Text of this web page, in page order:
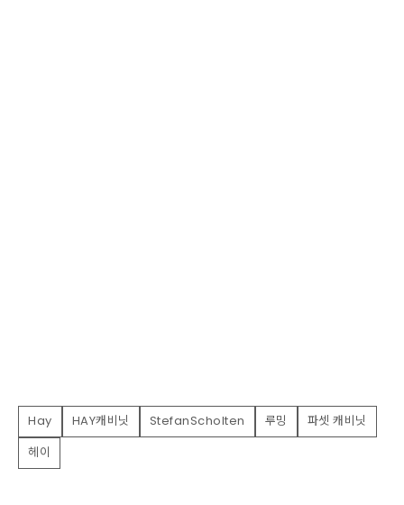
Hay HAY캐비닛 StefanScholten 루밍
파셋 캐비닛
헤이